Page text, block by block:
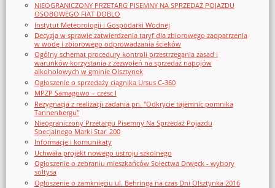
NIEOGRANICZONY PRZETARG PISEMNY NA SPRZEDAŻ POJAZDU
OSOBOWEGO FIAT DOBLO
Instytut Meteorologii i Gospodarki Wodnej
Decyzja w sprawie zatwierdzenia taryf dla zbiorowego zaopatrzenia
w wodę i zbiorowego odprowadzania ścieków
Ogólny schemat procedury kontroli przestrzegania zasad i
warunków korzystania z zezwoleń na sprzedaż napojów
alkoholowych w gminie Olsztynek
Ogłoszenie o sprzedaży ciągnika Ursus C-360
MPZP Samagowo – czesc I
Rezygnacja z realizacji zadania pn. "Odkrycie tajemnic pomnika
Tannenbergu"
Nieograniczony Przetargu Pisemny Na Sprzedaż Pojazdu
Specjalnego Marki Star_200
Informacje i komunikaty
Uchwała projekt nowego ustroju szkolnego
Ogłoszenie o zebraniu mieszkańców Sołectwa Drwęck - wybory
sołtysa
Ogłoszenie o zamknięciu ul. Behringa na czas Dni Olsztynka 2016